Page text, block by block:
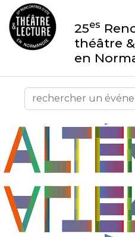
25es
théâtre
en